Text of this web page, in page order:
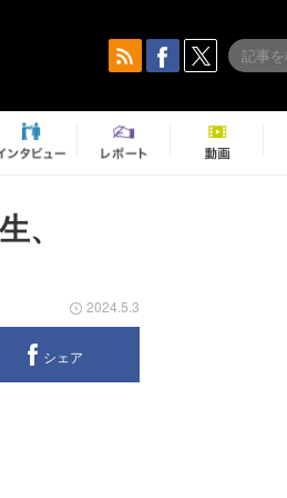
、
2024.5.3
シェア